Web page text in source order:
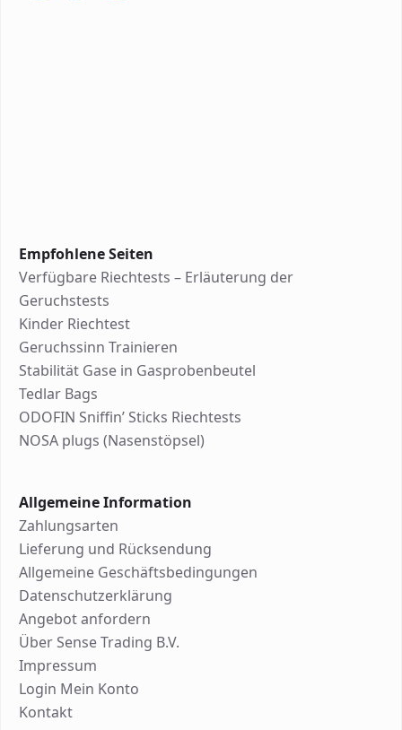
Empfohlene Seiten
Verfügbare Riechtests – Erläuterung der
Geruchstests
Kinder Riechtest
Geruchssinn Trainieren
Stabilität Gase in Gasprobenbeutel
Tedlar Bags
ODOFIN Sniffin’ Sticks Riechtests
NOSA plugs (Nasenstöpsel)
Allgemeine Information
Zahlungsarten
Lieferung und Rücksendung
Allgemeine Geschäftsbedingungen
Datenschutzerklärung
Angebot anfordern
Über Sense Trading B.V.
Impressum
Login Mein Konto
Kontakt